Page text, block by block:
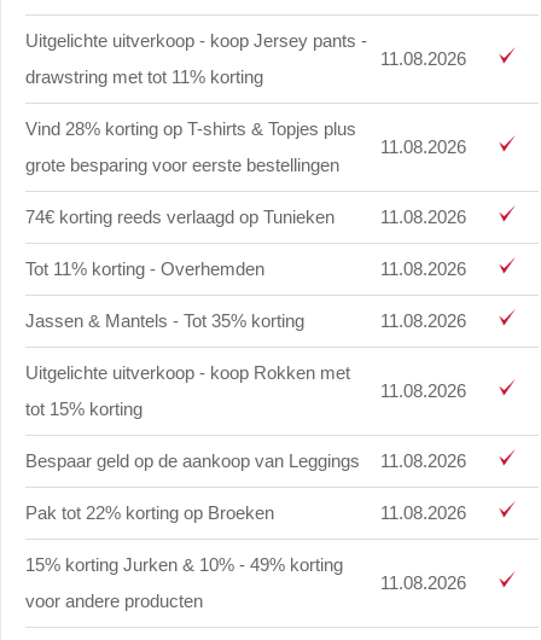
Uitgelichte uitverkoop - koop Jersey pants -
drawstring met tot 11% korting
11.08.2026
Vind 28% korting op T-shirts & Topjes plus
grote besparing voor eerste bestellingen
11.08.2026
74€ korting reeds verlaagd op Tunieken 11.08.2026
Tot 11% korting - Overhemden 11.08.2026
Jassen & Mantels - Tot 35% korting 11.08.2026
Uitgelichte uitverkoop - koop Rokken met
tot 15% korting
11.08.2026
Bespaar geld op de aankoop van Leggings 11.08.2026
Pak tot 22% korting op Broeken 11.08.2026
15% korting Jurken & 10% - 49% korting
voor andere producten
11.08.2026